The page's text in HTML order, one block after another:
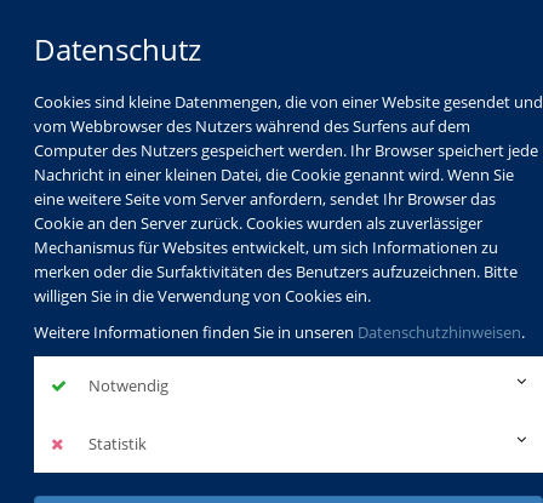
Datenschutz
Cookies sind kleine Datenmengen, die von einer Website gesendet und
vom Webbrowser des Nutzers während des Surfens auf dem
Computer des Nutzers gespeichert werden. Ihr Browser speichert jede
Nachricht in einer kleinen Datei, die Cookie genannt wird. Wenn Sie
eine weitere Seite vom Server anfordern, sendet Ihr Browser das
Cookie an den Server zurück. Cookies wurden als zuverlässiger
Mechanismus für Websites entwickelt, um sich Informationen zu
merken oder die Surfaktivitäten des Benutzers aufzuzeichnen. Bitte
willigen Sie in die Verwendung von Cookies ein.
Weitere Informationen finden Sie in unseren Datenschutzhinweisen.
Notwendig
Statistik
Programm
Schulabschlüsse
Schulkindbetreuung
Service